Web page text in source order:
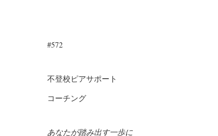
#572
不登校ピアサポート
コーチング
あなたが踏み出す一歩に